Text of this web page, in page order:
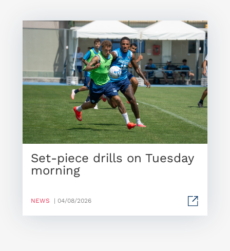
Set-piece drills on Tuesday
morning
NEWS | 04/08/2026